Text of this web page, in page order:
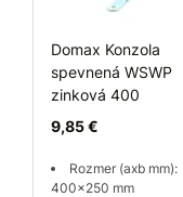
Domax Konzola
spevnená WSWP
zinková 400
9,85 €
Rozmer (axb mm):
400x250 mm